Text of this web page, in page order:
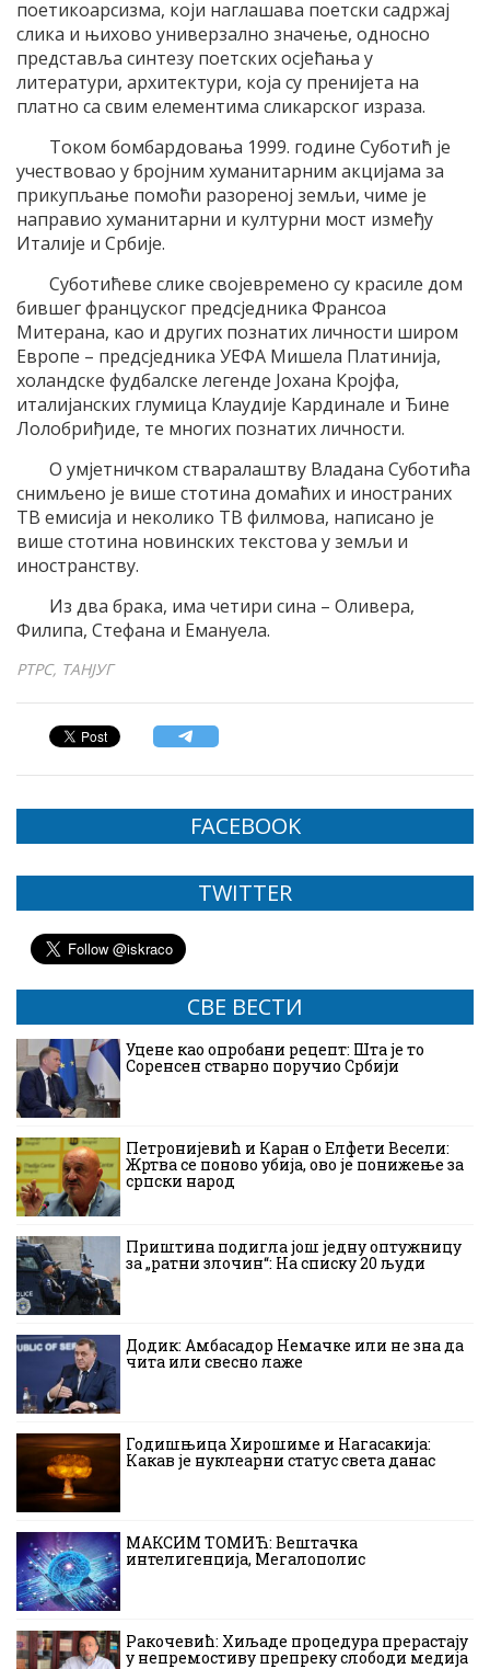
поетикоарсизма, који наглашава поетски садржај
слика и њихово универзално значење, односно
представља синтезу поетских осјећања у
литератури, архитектури, која су пренијета на
платно са свим елементима сликарског израза.
Током бомбардовања 1999. године Суботић је
учествовао у бројним хуманитарним акцијама за
прикупљање помоћи разореној земљи, чиме је
направио хуманитарни и културни мост између
Италије и Србије.
Суботићеве слике својевремено су красиле дом
бившег француског предсједника Франсоа
Митерана, као и других познатих личности широм
Европе – предсједника УЕФА Мишела Платинија,
холандске фудбалске легенде Јохана Кројфа,
италијанских глумица Клаудије Кардинале и Ђине
Лолобриђиде, те многих познатих личности.
О умјетничком стваралаштву Владана Суботића
снимљено је више стотина домаћих и иностраних
ТВ емисија и неколико ТВ филмова, написано је
више стотина новинских текстова у земљи и
иностранству.
Из два брака, има четири сина – Оливера,
Филипа, Стефана и Емануела.
РТРС, ТАНЈУГ
FACEBOOK
TWITTER
СВЕ ВЕСТИ
Уцене као опробани рецепт: Шта је то
Соренсен стварно поручио Србији
Петронијевић и Каран о Елфети Весели:
Жртва се поново убија, ово је понижење за
српски народ
Приштина подигла још једну оптужницу
за „ратни злочин“: На списку 20 људи
Додик: Амбасадор Немачке или не зна да
чита или свесно лаже
Годишњица Хирошиме и Нагасакија:
Какав је нуклеарни статус света данас
МАКСИМ ТОМИЋ: Вештачка
интелигенција, Мегалополис
Ракочевић: Хиљаде процедура прерастају
у непремостиву препреку слободи медија